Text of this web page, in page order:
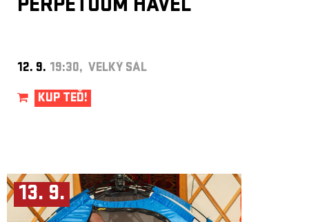
PERPETUUM HAVEL
12. 9. 19:30, VELKÝ SÁL
KUP TEĎ!
13. 9.